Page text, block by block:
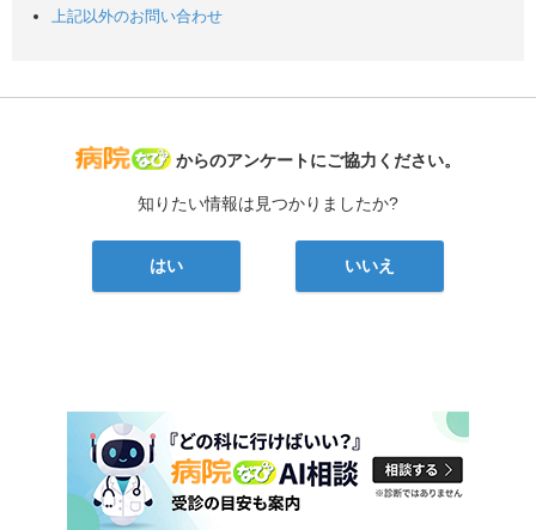
上記以外のお問い合わせ
病院なび
からのアンケートにご協力ください。
知りたい情報は見つかりましたか?
はい いいえ